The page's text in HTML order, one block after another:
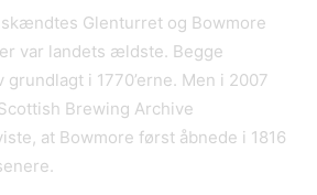
Glenturret og Bowmore
var landets ældste. Begge
i 1770’erne. Men i 2007
Brewing Archive
at Bowmore først åbnede i 1816